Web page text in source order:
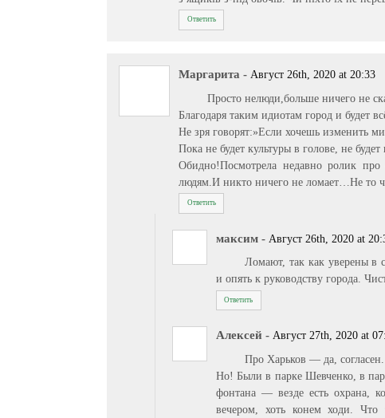
Ответить
Маргарита - Август 26th, 2020 at 20:33
Просто нелюди,больше ничего не
Благодаря таким идиотам город и будет
Не зря говорят:»Если хочешь изменить
Пока не будет культуры в голове, не
Обидно!Посмотрела недавно ролик
людям.И никто ничего не ломает…Не то
Ответить
максим - Август 26th, 2020 at
Ломают, так как уверены в
и опять к руководству города.
Ответить
Алексей - Август 27th, 2020 at
Про Харьков — да, согласен.
Но! Были в парке Шевченко, в
фонтана — везде есть охрана,
вечером, хоть конем ходи.